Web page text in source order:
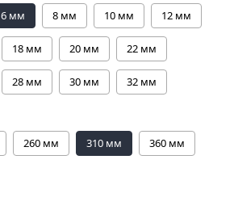
6 мм 8 мм 10 мм 12 мм
18 мм 20 мм 22 мм
28 мм 30 мм 32 мм
260 мм 310 мм 360 мм